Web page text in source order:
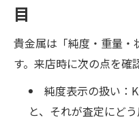
目
貴金属は「純度・重量・
す。来店時に次の点を確
純度表示の扱い：
と、それが査定にどう